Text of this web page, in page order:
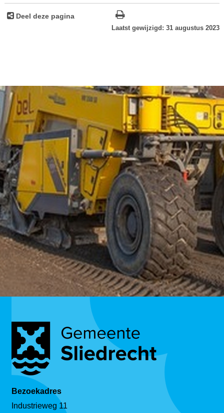
Deel deze pagina
Laatst gewijzigd: 31 augustus 2023
Bezoekadres
Industrieweg 11